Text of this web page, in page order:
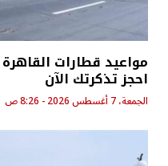
مواعيد قطارات
احجز تذكرتك الآن
الجمعة، 7 أغسطس 2026 - 8:26 ص